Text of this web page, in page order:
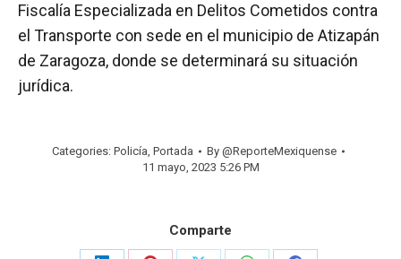
Fiscalía Especializada en Delitos Cometidos contra
el Transporte con sede en el municipio de Atizapán
de Zaragoza, donde se determinará su situación
jurídica.
Categories: Policía, Portada By @ReporteMexiquense
11 mayo, 2023 5:26 PM
Comparte